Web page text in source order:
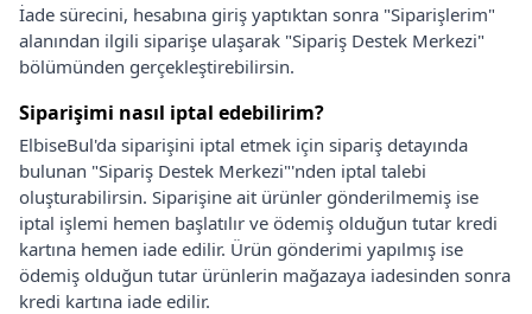
İade sürecini, hesabına giriş yaptıktan sonra "Siparişlerim"
alanından ilgili siparişe ulaşarak "Sipariş Destek Merkezi"
bölümünden gerçekleştirebilirsin.
Siparişimi nasıl iptal edebilirim?
ElbiseBul'da siparişini iptal etmek için sipariş detayında
bulunan "Sipariş Destek Merkezi"'nden iptal talebi
oluşturabilirsin. Siparişine ait ürünler gönderilmemiş ise
iptal işlemi hemen başlatılır ve ödemiş olduğun tutar kredi
kartına hemen iade edilir. Ürün gönderimi yapılmış ise
ödemiş olduğun tutar ürünlerin mağazaya iadesinden sonra
kredi kartına iade edilir.